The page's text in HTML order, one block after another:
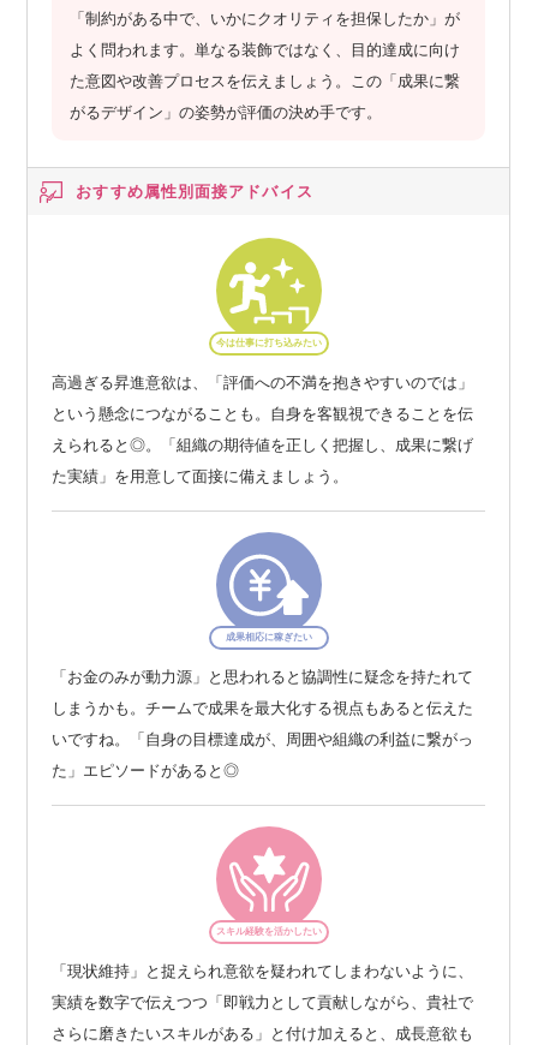
「制約がある中で、いかにクオリティを担保したか」が
よく問われます。単なる装飾ではなく、目的達成に向け
た意図や改善プロセスを伝えましょう。この「成果に繋
がるデザイン」の姿勢が評価の決め手です。
おすすめ属性別面接アドバイス
今は仕事に打ち込みたい
高過ぎる昇進意欲は、「評価への不満を抱きやすいのでは」
という懸念につながることも。自身を客観視できることを伝
えられると◎。「組織の期待値を正しく把握し、成果に繋げ
た実績」を用意して面接に備えましょう。
成果相応に稼ぎたい
「お金のみが動力源」と思われると協調性に疑念を持たれて
しまうかも。チームで成果を最大化する視点もあると伝えた
いですね。「自身の目標達成が、周囲や組織の利益に繋がっ
た」エピソードがあると◎
スキル経験を活かしたい
「現状維持」と捉えられ意欲を疑われてしまわないように、
実績を数字で伝えつつ「即戦力として貢献しながら、貴社で
さらに磨きたいスキルがある」と付け加えると、成長意欲も